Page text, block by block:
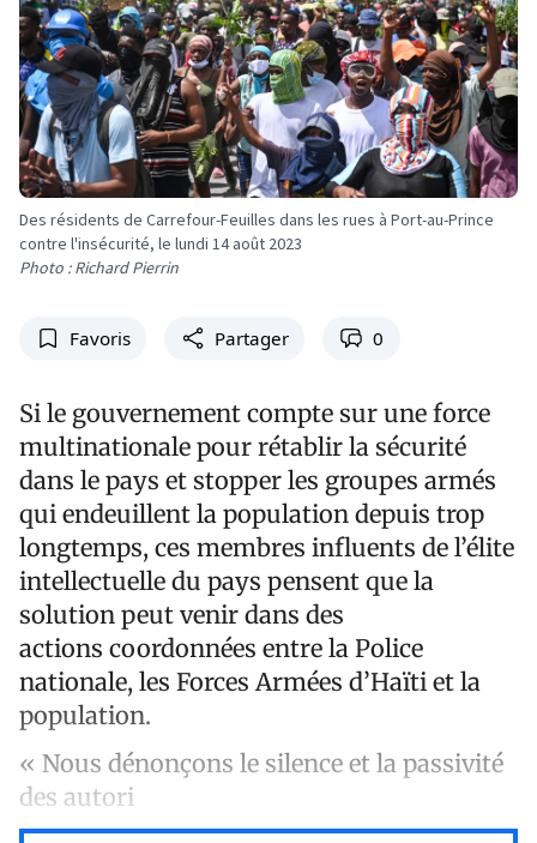
Des résidents de Carrefour-Feuilles dans les rues à Port-au-Prince
contre l'insécurité, le lundi 14 août 2023
Photo : Richard Pierrin
Favoris Partager 0
Si le gouvernement compte sur une force
multinationale pour rétablir la sécurité
dans le pays et stopper les groupes armés
qui endeuillent la population depuis trop
longtemps, ces membres influents de l’élite
intellectuelle du pays pensent que la
solution peut venir dans des
actions coordonnées entre la Police
nationale, les Forces Armées d’Haïti et la
population.
« Nous dénonçons le silence et la passivité
des autori